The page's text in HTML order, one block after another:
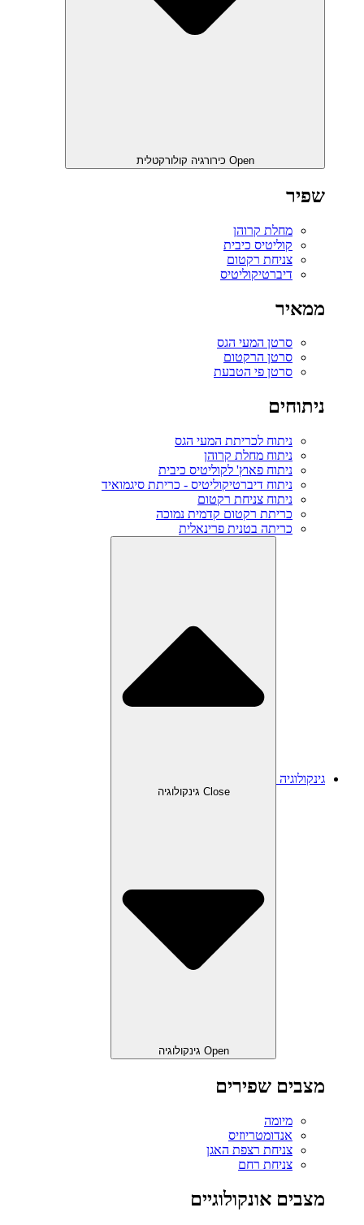
Open כירורגיה קולורקטלית
שפיר
מחלת קרוהן
קוליטיס כיבית
צניחת רקטום
דיברטיקוליטיס
ממאיר
סרטן המעי הגס
סרטן הרקטום
סרטן פי הטבעת
ניתוחים
ניתוח לכריתת המעי הגס
ניתוח מחלת קרוהן
ניתוח פאוץ' לקוליטיס כיבית
ניתוח דיברטיקוליטיס - כריתת סיגמואיד
ניתוח צניחת רקטום
כריתת רקטום קדמית נמוכה
כריתה בטנית פרינאלית
גינקולוגיה
Close גינקולוגיה
Open גינקולוגיה
מצבים שפירים
מיומה
אנדומטריוזיס
צניחת רצפת האגן
צניחת רחם
מצבים אונקולוגיים